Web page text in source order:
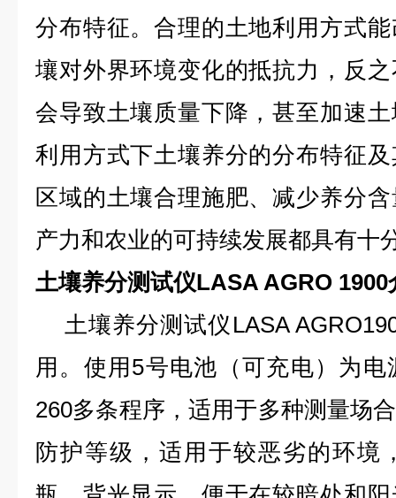
分布特征。合理的土地利用方式
壤对外界环境变化的抵抗力，反
会导致土壤质量下降，甚至加速
利用方式下土壤养分的分布特征
区域的土壤合理施肥、减少养分
产力和农业的可持续发展都具有十
土壤养分测试仪LASA AGRO 1900
土壤养分测试仪LASA
用。使用5号电池（可充电）为
260多条程序，适用于多种测量场
防护等级，适用于较恶劣的环境